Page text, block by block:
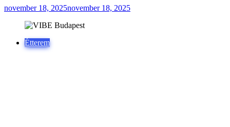
november 18, 2025november 18, 2025
Étterem